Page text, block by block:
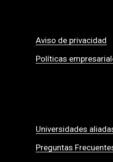
Aviso de privacidad
Políticas
Universidades
Preguntas